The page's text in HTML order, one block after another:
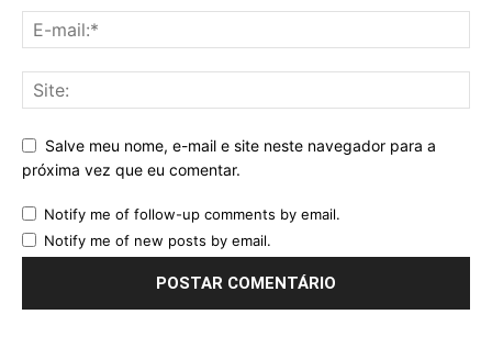
Salve meu nome, e-mail e site neste navegador para a
próxima vez que eu comentar.
Notify me of follow-up comments by email.
Notify me of new posts by email.